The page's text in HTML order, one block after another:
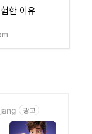
한 이유
광고